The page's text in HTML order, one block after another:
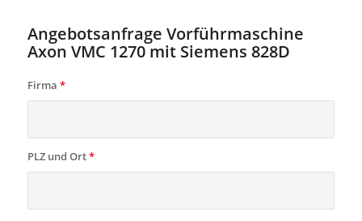
Angebotsanfrage Vorführmaschine
Axon VMC 1270 mit Siemens 828D
Firma *
PLZ und Ort*